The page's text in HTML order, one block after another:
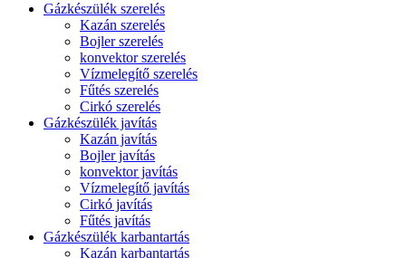
Gázkészülék szerelés
Kazán szerelés
Bojler szerelés
konvektor szerelés
Vízmelegítő szerelés
Fűtés szerelés
Cirkó szerelés
Gázkészülék javítás
Kazán javítás
Bojler javítás
konvektor javítás
Vízmelegítő javítás
Cirkó javítás
Fűtés javítás
Gázkészülék karbantartás
Kazán karbantartás